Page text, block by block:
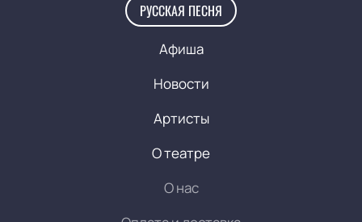
РУССКАЯ ПЕСНЯ
Афиша
Новости
Артисты
О театре
О нас